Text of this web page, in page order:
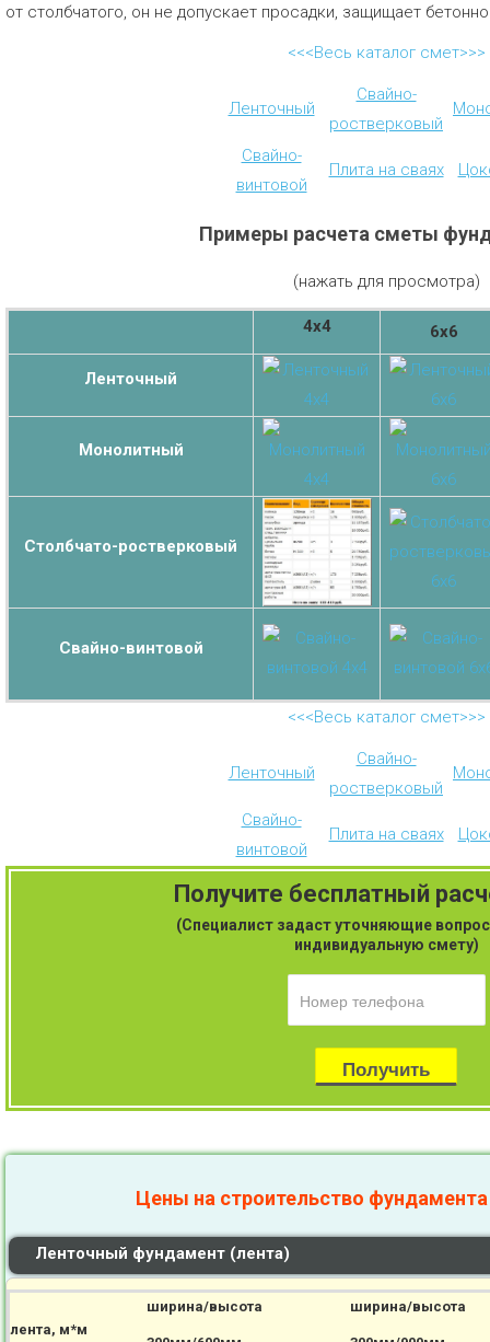
от столбчатого, он не допускает просадки, защищает
<<<Весь каталог смет>>>
Ленточный
Свайно-
ростверковый
Свайно-
винтовой
Плита на сваях
Примеры расчета сметы
(нажать для просмотра)
4х4 6х6
Ленточный
Монолитный
Столбчато-ростверковый
Свайно-винтовой
<<<Весь каталог смет>>>
Ленточный
Свайно-
ростверковый
Свайно-
винтовой
Плита на сваях
Получите бесплатный
(Специалист задаст уточняющие
индивидуальную смету)
Цены на строительство
Ленточный фундамент (лента)
лента, м*м
ширина/высота ширина/высота